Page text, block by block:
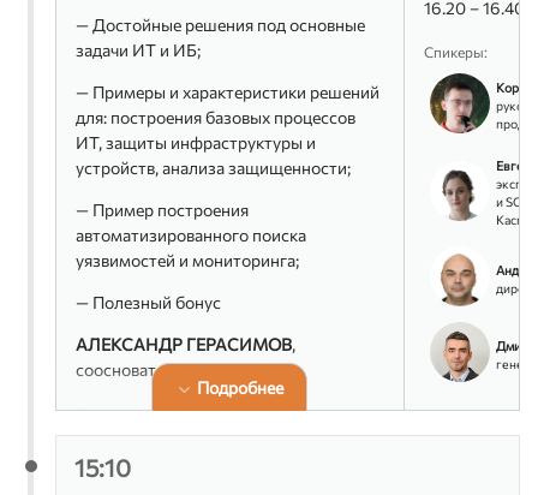
Подробнее
— Достойные решения под основные
задачи ИТ и ИБ;
— Примеры и характеристики решений
для: построения базовых процессов
ИТ, защиты инфраструктуры и
устройств, анализа защищенности;
— Пример построения
автоматизированного поиска
уязвимостей и мониторинга;
— Полезный бонус
АЛЕКСАНДР ГЕРАСИМОВ,
сооснователь,Awillix
Спикеры:
16.20 – 16.40
Спикеры:
и
15:10